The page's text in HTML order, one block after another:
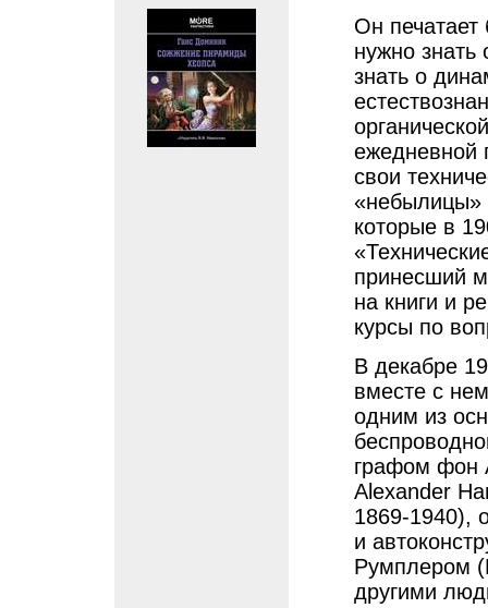
Он
нужно знать
знать о
ежедневной
свои
«небылицы»
которые в
принесший
на книги и
курсы по
В декабре
вместе с
одним из
графом фон
Alexander
1869-1940),
и
Румплером
другими